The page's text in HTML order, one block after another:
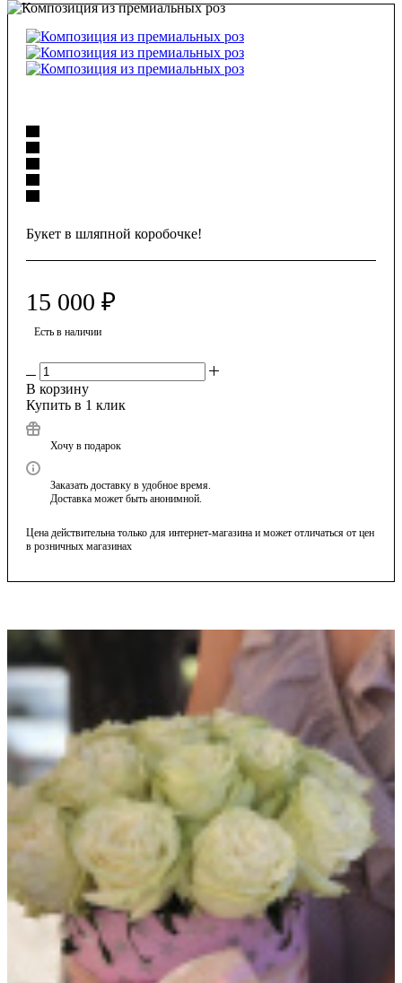
Букет в шляпной коробочке!
15 000 ₽
Есть в наличии
В корзину
Купить в 1 клик
Хочу в подарок
Заказать доставку в удобное время.
Доставка может быть анонимной.
Цена действительна только для интернет-магазина и может отличаться от цен
в розничных магазинах
Характеристики
Отзывы
Как купить
Состав букета
Роза
Отзывы
Нет оценок
Оставить отзыв
Загрузка отзывов...
Для покупки товара в нашем интернет-магазине выберите